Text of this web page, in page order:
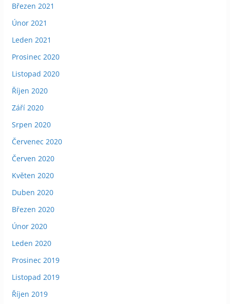
Březen 2021
Únor 2021
Leden 2021
Prosinec 2020
Listopad 2020
Říjen 2020
Září 2020
Srpen 2020
Červenec 2020
Červen 2020
Květen 2020
Duben 2020
Březen 2020
Únor 2020
Leden 2020
Prosinec 2019
Listopad 2019
Říjen 2019